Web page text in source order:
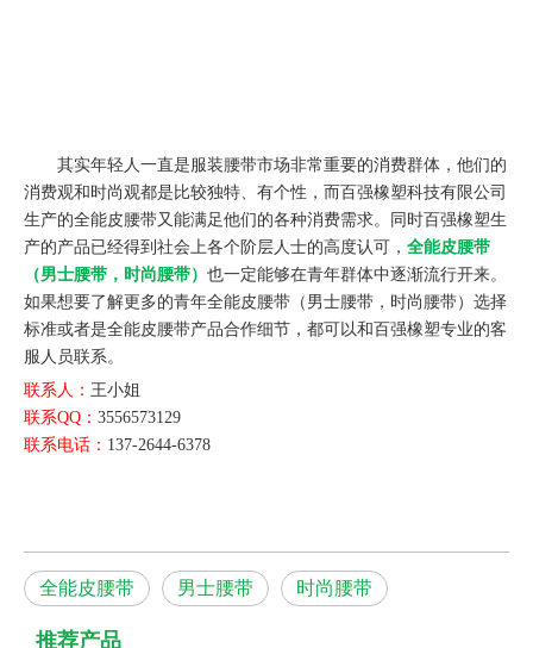
其实年轻人一直是服装腰带市场非常重要的消费群体，他们的
消费观和时尚观都是比较独特、有个性，而百强橡塑科技有限公司
生产的全能皮腰带又能满足他们的各种消费需求。同时百强橡塑生
产的产品已经得到社会上各个阶层人士的高度认可， 全能皮腰带
（男士腰带，时尚腰带） 也一定能够在青年群体中逐渐流行开来。
如果想要了解更多的青年全能皮腰带（男士腰带，时尚腰带）选择
标准或者是全能皮腰带产品合作细节，都可以和百强橡塑专业的客
服人员联系。
联系人： 王小姐
联系QQ： 3556573129
联系电话： 137-2644-6378
全能皮腰带 男士腰带 时尚腰带
推荐产品